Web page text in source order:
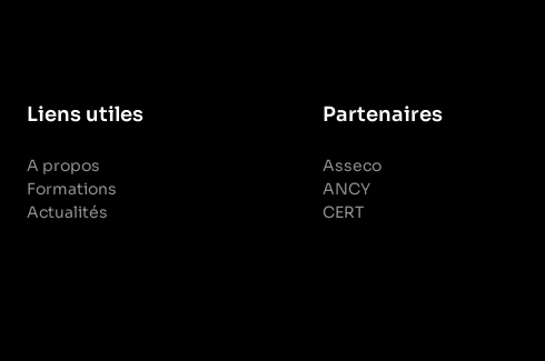
Liens utiles
A propos
Formations
Actualités
Partenaires
Asseco
ANCY
CERT